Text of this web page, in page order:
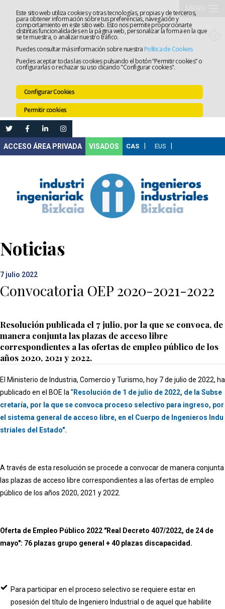
Este sitio web utiliza cookies y otras tecnologías, propias y de terceros,
para obtener información sobre tus preferencias, navegación y
comportamiento en este sitio web. Esto nos permite proporcionarte
distintas funcionalidades en la página web, personalizar la forma en la que
se te muestra, o analizar nuestro tráfico.
Puedes consultar más información sobre nuestra Política de Cookies
Puedes aceptar todas las cookies pulsando el botón “Permitir cookies” o
configurarlas o rechazar su uso clicando "Configurar cookies".
Configurar Cookies
Permitir cookies
VISADOS
Noticias
7 julio 2022
Convocatoria OEP 2020-2021-2022
Resolución publicada el 7 julio, por la que se convoca, de
manera conjunta las plazas de acceso libre
correspondientes a las ofertas de empleo público de los
años 2020, 2021 y 2022.
El Ministerio de Industria, Comercio y Turismo, hoy 7 de julio de 2022, ha
publicado en el BOE la " Resolución de 1 de julio de 2022, de la Subse
cretaría, por la que se convoca proceso selectivo para ingreso, por
el sistema general de acceso libre, en el Cuerpo de Ingenieros Indu
striales del Estado".
A través de esta resolución se procede a convocar de manera conjunta
las plazas de acceso libre correspondientes a las ofertas de empleo
público de los años 2020, 2021 y 2022.
Oferta de Empleo Público 2022 "Real Decreto 407/2022, de 24 de
mayo": 76 plazas grupo general + 40 plazas discapacidad.
Para participar en el proceso selectivo se requiere estar en
posesión del título de Ingeniero Industrial o de aquel que habilite
El
Colegio
Empleo
Ventanilla